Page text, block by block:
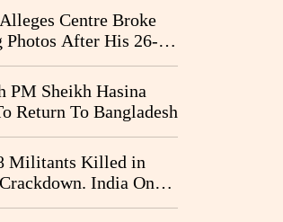
Centre Broke
Photos After His 26-
PM Sheikh Hasina
Return To Bangladesh
Militants Killed in
India Once
Narrative